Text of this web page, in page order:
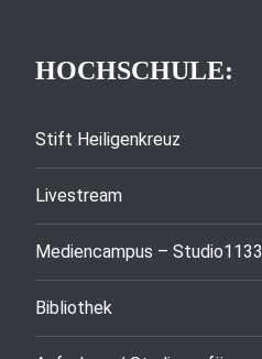
HOCHSCHULE:
Stift Heiligenkreuz
Livestream
Mediencampus – Studio1133
Bibliothek